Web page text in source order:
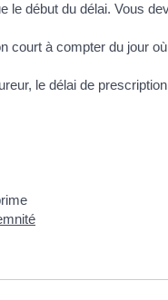
début du délai. Vous
à compter du jour
le délai de